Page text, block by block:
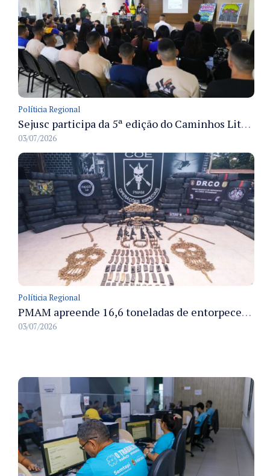
Políticia Regional
Sejusc participa da 5ª edição do Caminhos Literários com foco na cultura hip-hop nas unidades socioeducativas
03/07/2026
Políticia Regional
PMAM apreende 16,6 toneladas de entorpecentes e registra aumento nas prisões em flagrante e nas capturas de foragidos no primeiro semestre de 2026
03/07/2026